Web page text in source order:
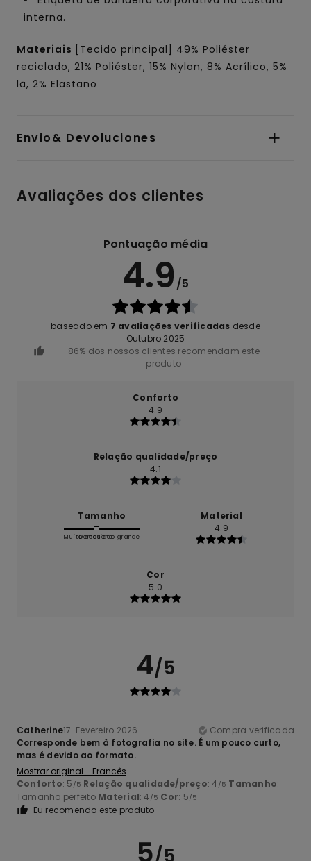
interna.
Materiais
[Tecido principal] 49% Poliéster
reciclado, 21% Poliéster, 15% Nylon, 8% Acrílico, 5%
lã, 2% Elastano
Envio& Devoluciones
Avaliações dos clientes
Pontuação média
4.9 /5
baseado em 7 avaliações verificadas desde
Outubro 2025
86% dos nossos clientes recomendam este
produto
Conforto
4.9
Relação qualidade/preço
4.1
Tamanho
Muito pequeno
Demasiado grande
Material
4.9
Cor
5.0
4/5
Catherine17. Fevereiro 2026
Compra verificada
Corresponde bem à fotografia no site. É um pouco curto,
mas é devido ao formato.
Mostrar original - Francês
Conforto: 5 /5 Relação qualidade/preço: 4 /5 Tamanho:
Tamanho perfeito Material: 4 /5 Cor: 5/5
Eu recomendo este produto
5